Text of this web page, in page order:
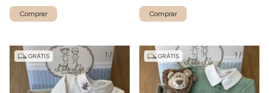
Comprar Comprar
1 /10
GRÁTIS 1/10
GRÁTIS